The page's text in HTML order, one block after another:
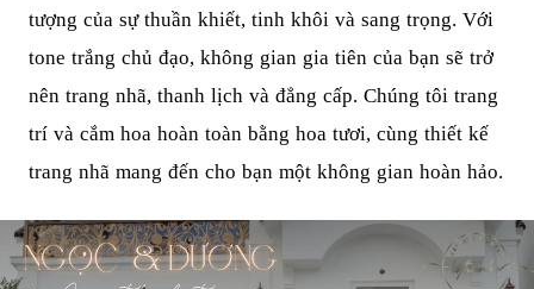
tượng của sự thuần khiết, tinh khôi và sang trọng. Với
tone trắng chủ đạo, không gian gia tiên của bạn sẽ trở
nên trang nhã, thanh lịch và đẳng cấp. Chúng tôi trang
trí và cắm hoa hoàn toàn bằng hoa tươi, cùng thiết kế
trang nhã mang đến cho bạn một không gian hoàn hảo.